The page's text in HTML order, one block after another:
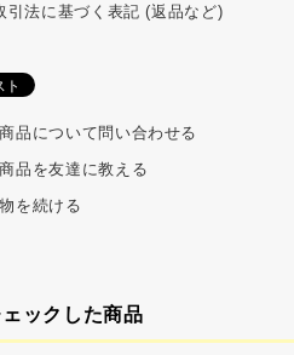
引法に基づく表記 (返品など)
品について問い合わせる
品を友達に教える
を続ける
ックした商品